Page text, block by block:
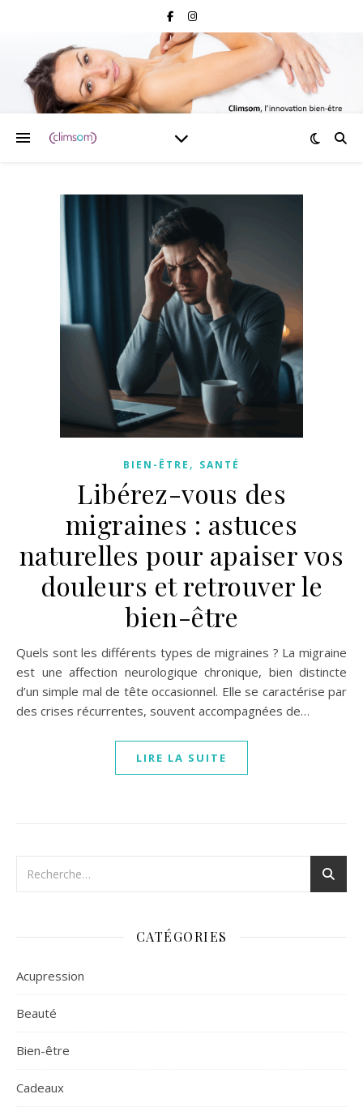
BIEN-ÊTRE , SANTÉ
Libérez-vous des
migraines : astuces
naturelles pour apaiser vos
douleurs et retrouver le
bien-être
Quels sont les différents types de migraines ? La migraine
est une affection neurologique chronique, bien distincte
d’un simple mal de tête occasionnel. Elle se caractérise par
des crises récurrentes, souvent accompagnées de…
LIRE LA SUITE
CATÉGORIES
Acupression
Beauté
Bien-être
Cadeaux